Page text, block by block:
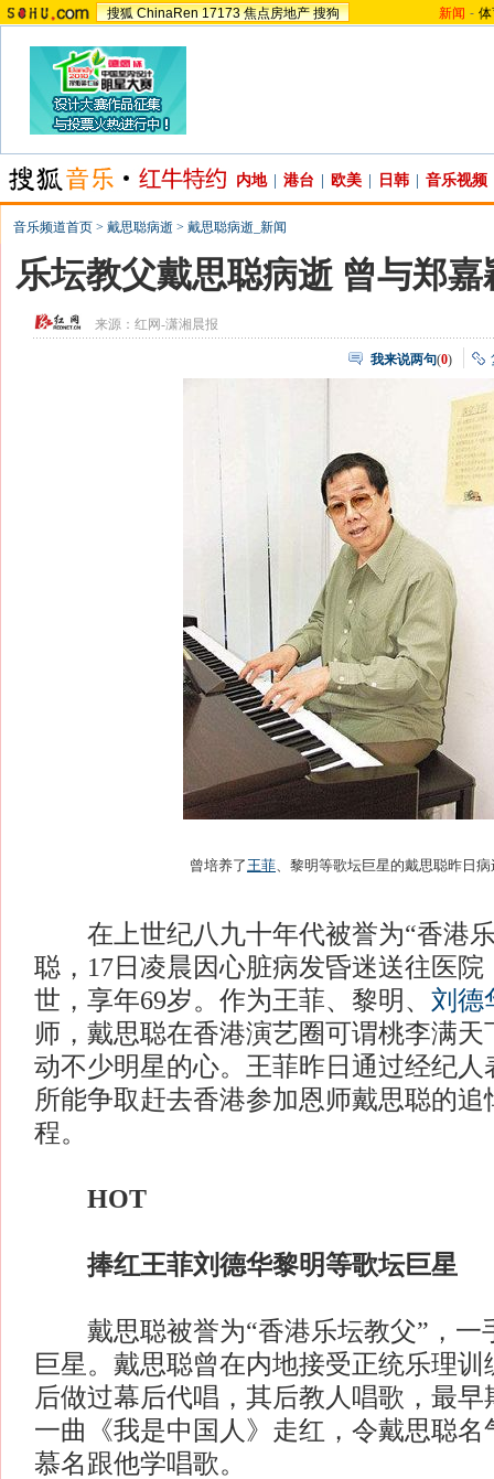
搜狐 ChinaRen 17173 焦点房地产 搜狗 新闻 -
内地 港台 欧美 日韩 音乐视频
音乐频道首页 > 戴思聪病逝 > 戴思聪病逝_新闻
乐坛教父戴思聪病逝 曾与郑
来源：红网-潇湘晨报
我来说两句(0)
曾培养了王菲、黎明等歌坛巨星的戴思聪昨日
在上世纪八九十年代被誉为“香港乐
聪，17日凌晨因心脏病发昏迷送往医
世，享年69岁。作为王菲、黎明、 刘德
师，戴思聪在香港演艺圈可谓桃李满
动不少明星的心。王菲昨日通过经纪人
所能争取赶去香港参加恩师戴思聪的
程。
HOT
捧红王菲刘德华黎明等歌坛巨星
戴思聪被誉为“香港乐坛教父”，一
巨星。戴思聪曾在内地接受正统乐理训
后做过幕后代唱，其后教人唱歌，最
一曲《我是中国人》走红，令戴思聪名
慕名跟他学唱歌。